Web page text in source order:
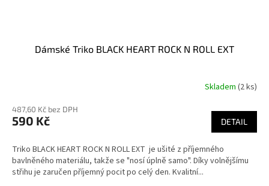
Dámské Triko BLACK HEART ROCK N ROLL EXT
produktu
je
z
5
hvězdiček.
Skladem(2 ks)
487,60 Kč bez DPH
590 Kč DETAIL
Triko BLACK HEART ROCK N ROLL EXT je ušité z příjemného
bavlněného materiálu, takže se "nosí úplně samo". Díky volnějšímu
střihu je zaručen příjemný pocit po celý den. Kvalitní...